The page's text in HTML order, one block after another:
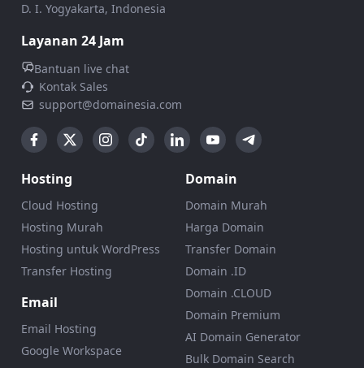
D. I. Yogyakarta, Indonesia
Layanan 24 Jam
Bantuan live chat
Kontak Sales
support@domainesia.com
Hosting
Cloud Hosting
Hosting Murah
Hosting untuk WordPress
Transfer Hosting
Email
Email Hosting
Google Workspace
Domain
Domain Murah
Harga Domain
Transfer Domain
Domain .ID
Domain .CLOUD
Domain Premium
AI Domain Generator
Bulk Domain Search